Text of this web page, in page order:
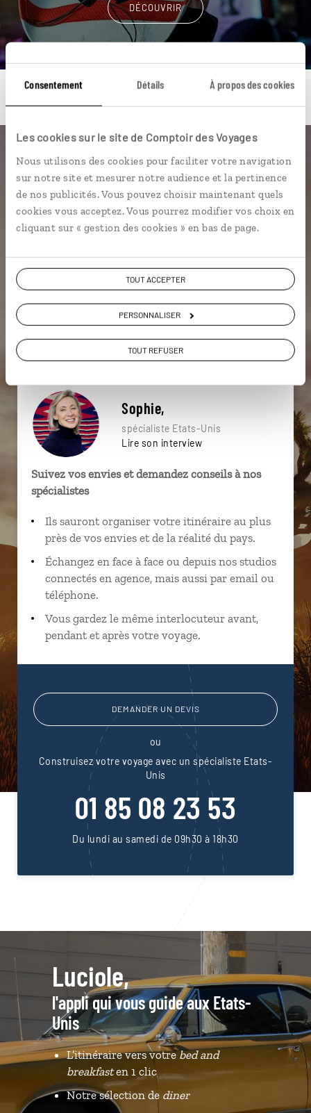
Consentement Détails À propos des cookies
Les cookies sur le site de Comptoir des Voyages
Nous utilisons des cookies pour faciliter votre navigation
sur notre site et mesurer notre audience et la pertinence
de nos publicités. Vous pouvez choisir maintenant quels
cookies vous acceptez. Vous pourrez modifier vos choix en
cliquant sur « gestion des cookies » en bas de page.
TOUT ACCEPTER
PERSONNALISER
TOUT REFUSER
DÉCOUVRIR
Une envie de voyage
particulière ?
Parcs nationaux Utah Los Angeles
Bryce Canyon
Arizona
Arizona
Sophie,
spécialiste Etats-Unis
Lire son interview
Suivez vos envies et demandez conseils à nos
spécialistes
Ils sauront organiser votre itinéraire au plus
près de vos envies et de la réalité du pays.
Échangez en face à face ou depuis nos studios
connectés en agence, mais aussi par email ou
téléphone.
Vous gardez le même interlocuteur avant,
pendant et après votre voyage.
DEMANDER UN DEVIS
ou
Construisez votre voyage avec un spécialiste Etats-
Unis
01 85 08 23 53
Du lundi au samedi de 09h30 à 18h30
Luciole,
l'appli qui vous guide aux Etats-
Unis
L’itinéraire vers votrebed and
breakfasten 1 clic
Notre sélection de diner